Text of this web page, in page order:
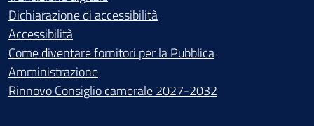
Dichiarazione di accessibilità
Accessibilità
Come diventare fornitori per la Pubblica
Amministrazione
Rinnovo Consiglio camerale 2027-2032